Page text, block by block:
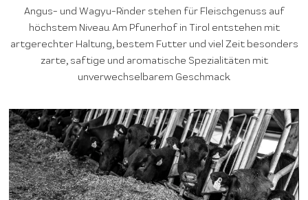
Angus- und Wagyu-Rinder stehen für Fleischgenuss auf
höchstem Niveau. Am Pfunerhof in Tirol entstehen mit
artgerechter Haltung, bestem Futter und viel Zeit besonders
zarte, saftige und aromatische Spezialitäten mit
unverwechselbarem Geschmack.